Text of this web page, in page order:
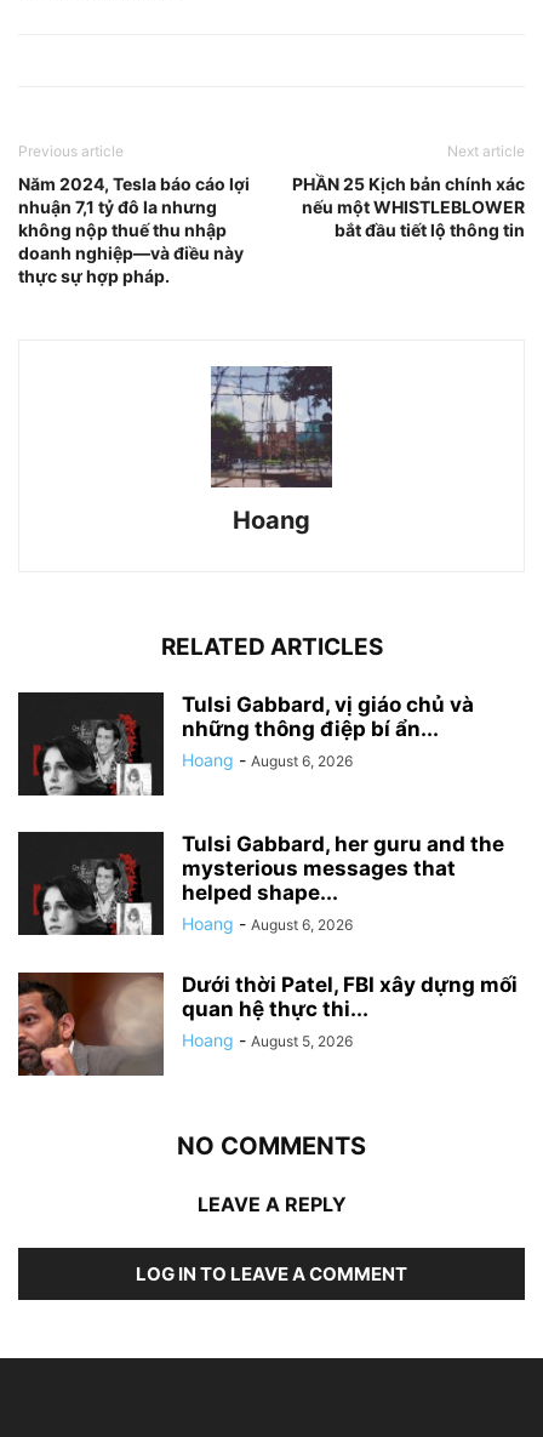
Previous article
Năm 2024, Tesla báo cáo lợi
nhuận 7,1 tỷ đô la nhưng
không nộp thuế thu nhập
doanh nghiệp—và điều này
thực sự hợp pháp.
Next article
PHẦN 25 Kịch bản chính xác
nếu một WHISTLEBLOWER
bắt đầu tiết lộ thông tin
Hoang
RELATED ARTICLES
Tulsi Gabbard, vị giáo chủ và
những thông điệp bí ẩn...
Hoang - August 6, 2026
Tulsi Gabbard, her guru and the
mysterious messages that
helped shape...
Hoang - August 6, 2026
Dưới thời Patel, FBI xây dựng mối
quan hệ thực thi...
Hoang - August 5, 2026
NO COMMENTS
LEAVE A REPLY
LOG IN TO LEAVE A COMMENT